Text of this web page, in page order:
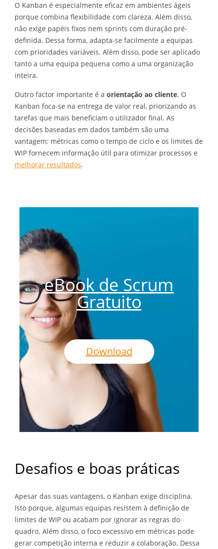
O Kanban é especialmente eficaz em ambientes ágeis
porque combina flexibilidade com clareza. Além disso,
não exige papéis fixos nem sprints com duração pré-
definida. Dessa forma, adapta-se facilmente a equipas
com prioridades variáveis. Além disso, pode ser aplicado
tanto a uma equipa pequena como a uma organização
inteira.
Outro factor importante é a orientação ao cliente. O
Kanban foca-se na entrega de valor real, priorizando as
tarefas que mais beneficiam o utilizador final. As
decisões baseadas em dados também são uma
vantagem: métricas como o tempo de ciclo e os limites de
WIP fornecem informação útil para otimizar processos e
melhorar resultados.
eBook de Scrum
Gratuito
Download
Desafios e boas práticas
Apesar das suas vantagens, o Kanban exige disciplina.
Isto porque, algumas equipas resistem à definição de
limites de WIP ou acabam por ignorar as regras do
quadro. Além disso, o foco excessivo em métricas pode
gerar competição interna e reduzir a colaboração. Dessa